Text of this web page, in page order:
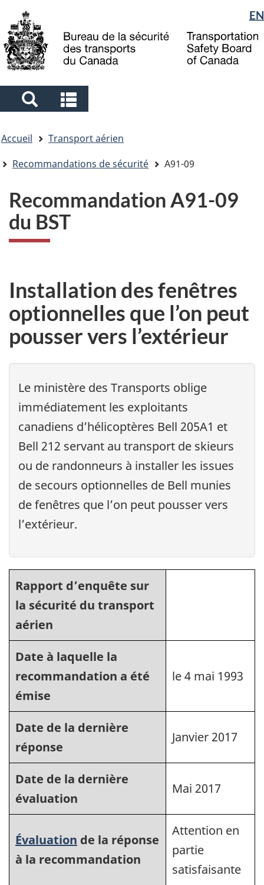
to
main
to
"About
government"
à
la
Sélection
de
la
langue
EN
Search
and
menus
and
menus
êtes
ici
Accueil
Transport aérien
Recommandations de sécurité
A91-09
Recommandation A91-09
du BST
Installation des fenêtres
optionnelles que l’on peut
pousser vers l’extérieur
Le ministère des Transports oblige
immédiatement les exploitants
canadiens d’hélicoptères Bell 205A1 et
Bell 212 servant au transport de skieurs
ou de randonneurs à installer les issues
de secours optionnelles de Bell munies
de fenêtres que l’on peut pousser vers
l’extérieur.
Rapport d’enquête sur
la sécurité du transport
aérien
Date à laquelle la
recommandation a été
émise
le 4 mai 1993
Date de la dernière
réponse
Janvier 2017
Date de la dernière
évaluation
Mai 2017
Évaluation de la réponse
à la recommandation
Attention en
partie
satisfaisante